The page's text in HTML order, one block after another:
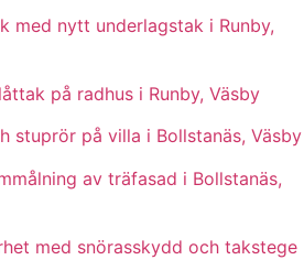
med nytt underlagstak i Runby,
på radhus i Runby, Väsby
stuprör på villa i Bollstanäs, Väsby
av träfasad i Bollstanäs,
med snörasskydd och takstege